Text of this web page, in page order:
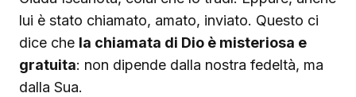
lui è stato chiamato, amato, inviato. Questo ci
dice che la chiamata di Dio è misteriosa e
gratuita: non dipende dalla nostra fedeltà, ma
dalla Sua.